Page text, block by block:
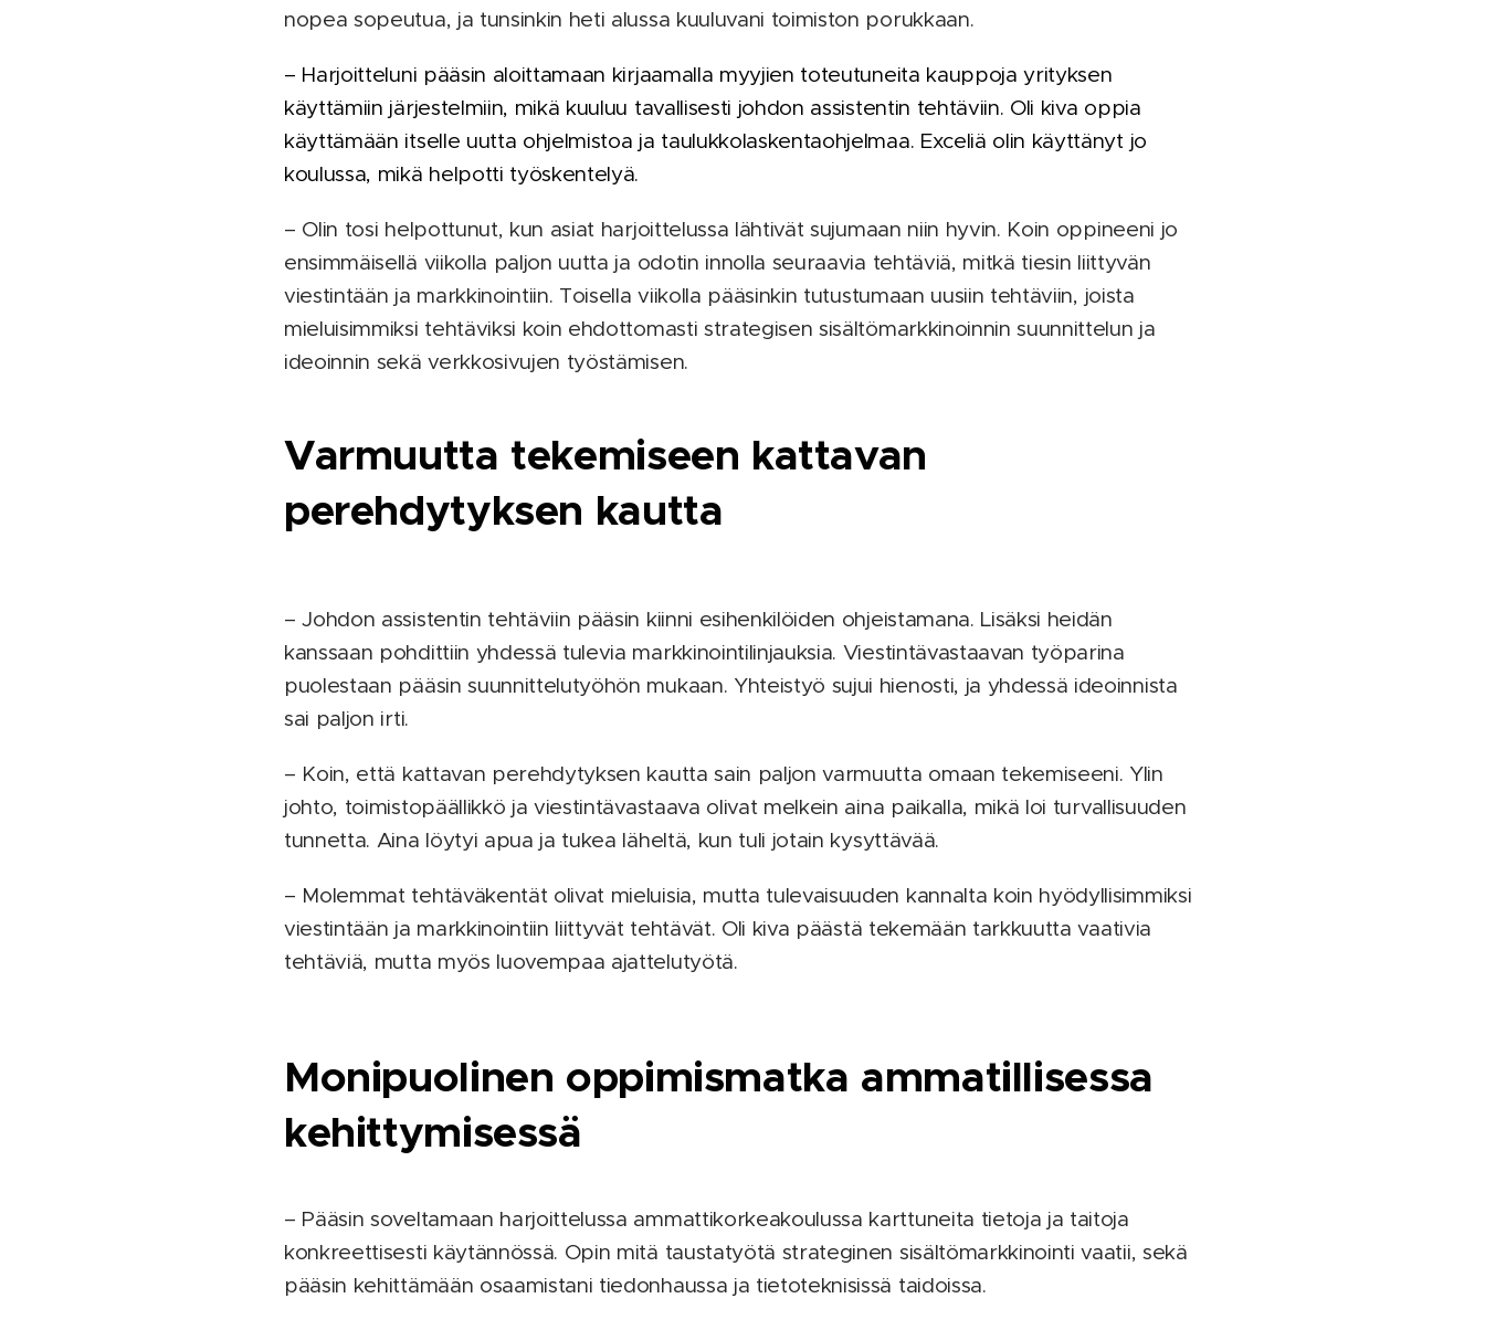
nopea sopeutua, ja tunsinkin heti alussa kuuluvani toimiston porukkaan.
– Harjoitteluni pääsin aloittamaan kirjaamalla myyjien toteutuneita kauppoja yrityksen
käyttämiin järjestelmiin, mikä kuuluu tavallisesti johdon assistentin tehtäviin. Oli kiva oppia
käyttämään itselle uutta ohjelmistoa ja taulukkolaskentaohjelmaa. Exceliä olin käyttänyt jo
koulussa, mikä helpotti työskentelyä.
– Olin tosi helpottunut, kun asiat harjoittelussa lähtivät sujumaan niin hyvin. Koin oppineeni jo
ensimmäisellä viikolla paljon uutta ja odotin innolla seuraavia tehtäviä, mitkä tiesin liittyvän
viestintään ja markkinointiin. Toisella viikolla pääsinkin tutustumaan uusiin tehtäviin, joista
mieluisimmiksi tehtäviksi koin ehdottomasti strategisen sisältömarkkinoinnin suunnittelun ja
ideoinnin sekä verkkosivujen työstämisen.
Varmuutta tekemiseen kattavan
perehdytyksen kautta
– Johdon assistentin tehtäviin pääsin kiinni esihenkilöiden ohjeistamana. Lisäksi heidän
kanssaan pohdittiin yhdessä tulevia markkinointilinjauksia. Viestintävastaavan työparina
puolestaan pääsin suunnittelutyöhön mukaan. Yhteistyö sujui hienosti, ja yhdessä ideoinnista
sai paljon irti.
– Koin, että kattavan perehdytyksen kautta sain paljon varmuutta omaan tekemiseeni. Ylin
johto, toimistopäällikkö ja viestintävastaava olivat melkein aina paikalla, mikä loi turvallisuuden
tunnetta. Aina löytyi apua ja tukea läheltä, kun tuli jotain kysyttävää.
– Molemmat tehtäväkentät olivat mieluisia, mutta tulevaisuuden kannalta koin hyödyllisimmiksi
viestintään ja markkinointiin liittyvät tehtävät. Oli kiva päästä tekemään tarkkuutta vaativia
tehtäviä, mutta myös luovempaa ajattelutyötä.
Monipuolinen oppimismatka ammatillisessa
kehittymisessä
– Pääsin soveltamaan harjoittelussa ammattikorkeakoulussa karttuneita tietoja ja taitoja
konkreettisesti käytännössä. Opin mitä taustatyötä strateginen sisältömarkkinointi vaatii, sekä
pääsin kehittämään osaamistani tiedonhaussa ja tietoteknisissä taidoissa.